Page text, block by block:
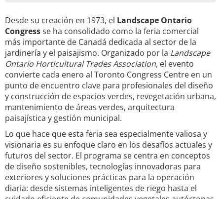
Desde su creación en 1973, el Landscape Ontario
Congressse ha consolidado como la feria comercial
más importante de Canadá dedicada al sector de la
jardinería y el paisajismo. Organizado por la Landscape
Ontario Horticultural Trades Association, el evento
convierte cada enero al Toronto Congress Centre en un
punto de encuentro clave para profesionales del diseño
y construcción de espacios verdes, revegetación urbana,
mantenimiento de áreas verdes, arquitectura
paisajística y gestión municipal.
Lo que hace que esta feria sea especialmente valiosa y
visionaria es su enfoque claro en los desafíos actuales y
futuros del sector. El programa se centra en conceptos
de diseño sostenibles, tecnologías innovadoras para
exteriores y soluciones prácticas para la operación
diaria: desde sistemas inteligentes de riego hasta el